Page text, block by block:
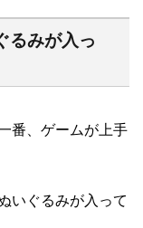
るみが入っ
番、ゲームが上手
いぐるみが入って